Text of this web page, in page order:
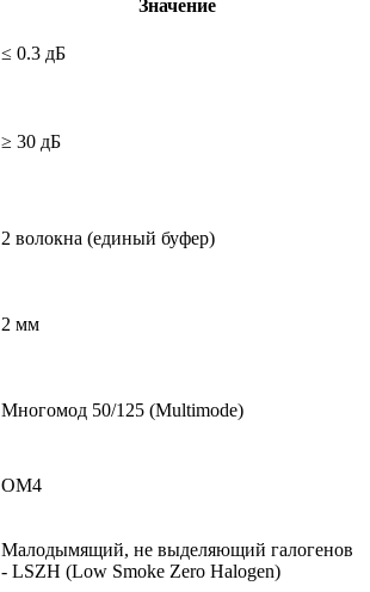
Значение
≤ 0.3 дБ
≥ 30 дБ
2 волокна (единый буфер)
2 мм
Многомод 50/125 (Multimode)
OM4
Малодымящий, не выделяющий галогенов
- LSZH (Low Smoke Zero Halogen)